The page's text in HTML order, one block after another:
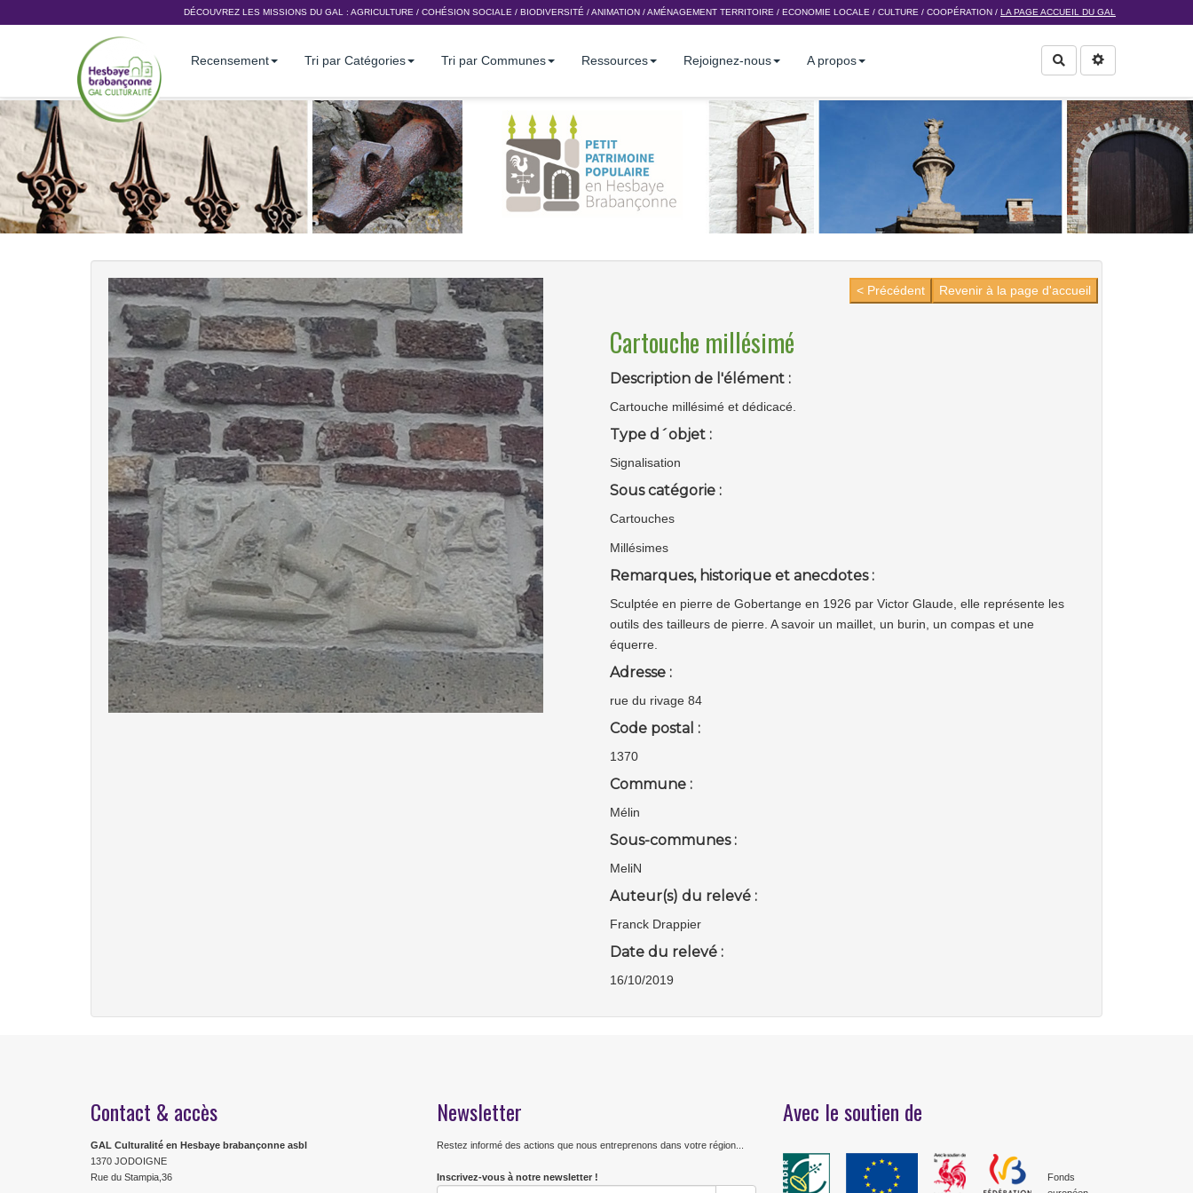
DÉCOUVREZ LES MISSIONS DU GAL : AGRICULTURE / COHÉSION SOCIALE / BIODIVERSITÉ /ANIMATION /AMÉNAGEMENT TERRITOIRE / ECONOMIE LOCALE / CULTURE / COOPÉRATION / LA PAGE ACCUEIL DU GAL
Recensement Tri par Catégories Tri par Communes Ressources Rejoignez-nous A propos Rechercher
Revenir à la page d'accueil
< Précédent
Cartouche millésimé
Description de l'élément :
Cartouche millésimé et dédicacé.
Type d´objet :
Signalisation
Sous catégorie :
Cartouches
Millésimes
Remarques, historique et anecdotes :
Sculptée en pierre de Gobertange en 1926 par Victor Glaude, elle représente les
outils des tailleurs de pierre. A savoir un maillet, un burin, un compas et une
équerre.
Adresse :
rue du rivage 84
Code postal :
1370
Commune :
Mélin
Sous-communes :
MeliN
Auteur(s) du relevé :
Franck Drappier
Date du relevé :
16/10/2019
Contact & accès
GAL Culturalité en Hesbaye brabançonne asbl
1370 JODOIGNE
Rue du Stampia,36
Newsletter
Restez informé des actions que nous entreprenons dans votre région...
Inscrivez-vous à notre newsletter !
Avec le soutien de
Fonds